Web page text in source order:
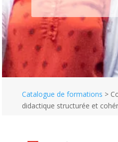
Catalogue de formations >
didactique structurée et